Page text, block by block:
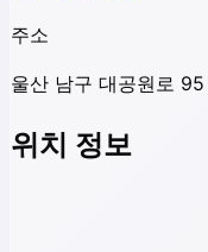
주소
울산 남구 대공원로
위치 정보